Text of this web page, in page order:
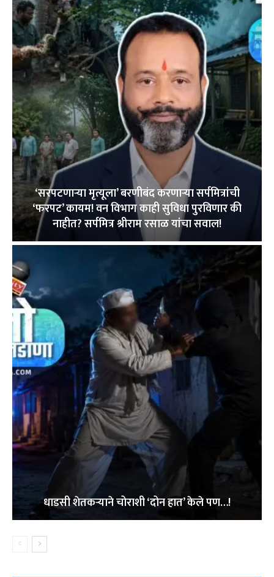
‘सरपटणाऱ्या मृत्यूला’ बरणीबंद करणाऱ्या सर्पमित्रांची
‘फरपट’ कायम! वन विभाग काही सुविधा पुरविणार की
नाहीत? सर्पमित्र श्रीराम रसाळ यांचा सवाल!
धाडसी शेतकऱ्याने चोराशी ‘दोन हात’ केले पण…!